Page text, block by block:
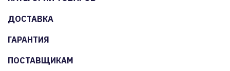
ДОСТАВКА
ГАРАНТИЯ
ПОСТАВЩИКАМ